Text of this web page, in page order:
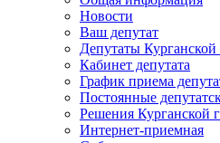
Новости
Ваш депутат
Депутаты
Кабинет депутата
График приема
Постоянные
Решения Курганской
Интернет-приемная